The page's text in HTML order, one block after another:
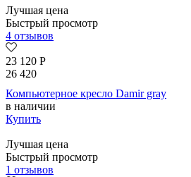
Лучшая цена
Быстрый просмотр
4 отзывов
23 120 Р
26 420
Компьютерное кресло Damir gray
в наличии
Купить
Лучшая цена
Быстрый просмотр
1 отзывов